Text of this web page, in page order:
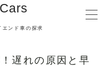
エンド車の探求
遅れの原因と早